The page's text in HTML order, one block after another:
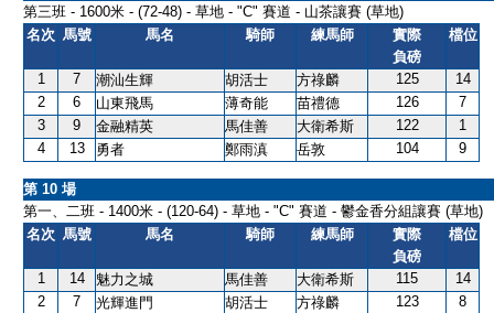
第三班 - 1600米 - (72-48) - 草地 - "C" 賽道 - 山茶讓賽 (草地)
名次 馬號 馬名 騎師 練馬師
實際
負磅
檔位
1 7 潮汕生輝 胡活士 方祿麟 125
14
2
6 山東飛馬 薄奇能 苗禮德 126
7
3
9 金融精英 馬佳善 大衛希斯 122
1
4
13 勇者 鄭雨滇 岳敦 104 9
第 10 場
第一、二班 - 1400米 - (120-64) - 草地 - "C" 賽道 - 鬱金香分組讓賽 (草地)
名次 馬號 馬名 騎師 練馬師
實際
負磅
檔位
1 14 魅力之城 馬佳善 大衛希斯 115
14
2
7 光輝進門 胡活士 方祿麟 123
8